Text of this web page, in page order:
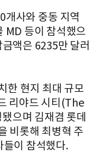
개사와 중동 지역
MD 등이 참석했으
액은 6235만 달러
한 현지 최대 규모
리야드 시티(The
으며 김재겸 롯데
비롯해 최병혁 주
들이 참석했다.